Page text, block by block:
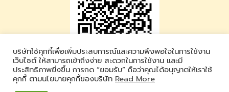
บริษัทใช้คุกกี้เพื่อเพิ่มประสบการณ์และความพึงพอใจในการใช้งาน
เว็บไซต์ ให้สามารถเข้าถึงง่าย สะดวกในการใช้งาน และมี
ประสิทธิภาพยิ่งขึ้น การกด “ยอมรับ” ถือว่าคุณได้อนุญาตให้เราใช้
คุกกี้ ตามนโยบายคุกกี้ของบริษัท Read More
Vinito Travel
LINE ID : @vinitotravel